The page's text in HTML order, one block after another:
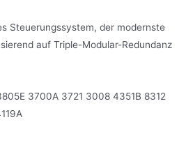
Steuerungssystem, der modernste
auf Triple-Modular-Redundanz
3700A 3721 3008 4351B 8312